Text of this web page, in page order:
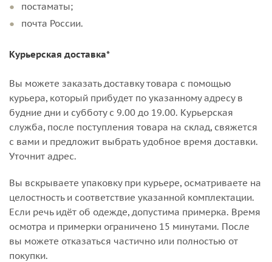
постаматы;
почта России.
Курьерская доставка*
Вы можете заказать доставку товара с помощью
курьера, который прибудет по указанному адресу в
будние дни и субботу с 9.00 до 19.00. Курьерская
служба, после поступления товара на склад, свяжется
с вами и предложит выбрать удобное время доставки.
Уточнит адрес.
Вы вскрываете упаковку при курьере, осматриваете на
целостность и соответствие указанной комплектации.
Если речь идёт об одежде, допустима примерка. Время
осмотра и примерки ограничено 15 минутами. После
вы можете отказаться частично или полностью от
покупки.